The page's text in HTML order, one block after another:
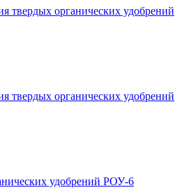
твердых органических удобрений
твердых органических удобрений
удобрений РОУ-6